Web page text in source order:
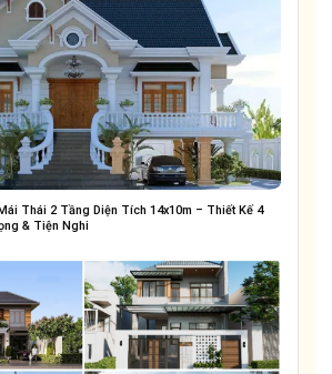
Thái 2 Tầng Diện Tích 14x10m – Thiết Kế 4
& Tiện Nghi